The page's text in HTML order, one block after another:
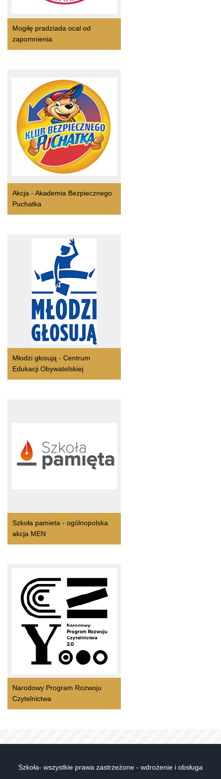
Mogiłę pradziada ocal od
zapomnienia
Akcja - Akademia Bezpiecznego
Puchatka
Młodzi głosują - Centrum
Edukacji Obywatelskiej
Szkoła pamieta - ogólnopolska
akcja MEN
Narodowy Program Rozwoju
Czytelnictwa
Szkoła- wszystkie prawa zastrzeżone - wdrożenie i obsługa